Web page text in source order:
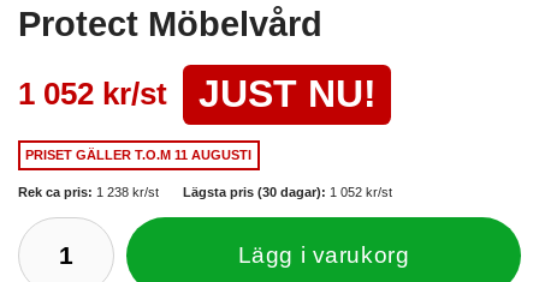
Protect Möbelvård
1 052 kr/st JUST NU!
PRISET GÄLLERT.O.M 11 AUGUSTI
Rek ca pris: 1 238 kr/st Lägsta pris (30 dagar): 1 052 kr/st
Lägg i varukorg